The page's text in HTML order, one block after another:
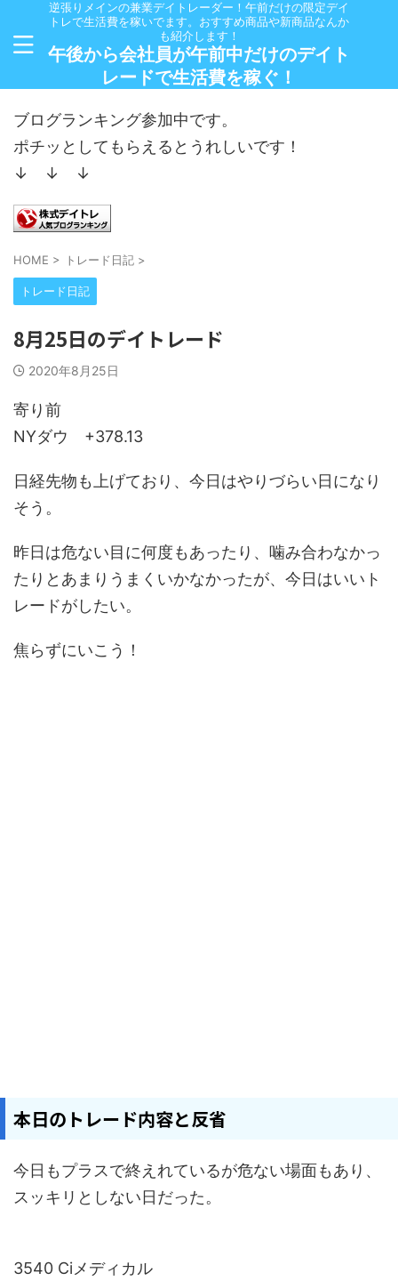
逆張りメインの兼業デイトレーダー！午前だけの限定デイ
トレで生活費を稼いでます。おすすめ商品や新商品なんか
も紹介します！
午後から会社員が午前中だけのデイト
レードで生活費を稼ぐ！
ブログランキング参加中です。
ポチッとしてもらえるとうれしいです！
↓ ↓ ↓
HOME > トレード日記 >
トレード日記
8月25日のデイトレード
2020年8月25日
寄り前
NYダウ +378.13
日経先物も上げており、今日はやりづらい日になり
そう。
昨日は危ない目に何度もあったり、噛み合わなかっ
たりとあまりうまくいかなかったが、今日はいいト
レードがしたい。
焦らずにいこう！
本日のトレード内容と反省
今日もプラスで終えれているが危ない場面もあり、
スッキリとしない日だった。
3540 Ciメディカル